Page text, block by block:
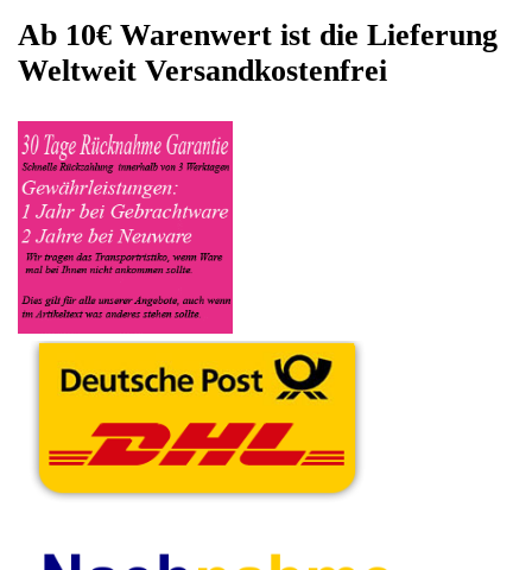
eintragen. Dort geben Sie den Kaffeevollautomat Name Bosch
sowie die Modelnummer mit ein, bei der Artikelbeschreibung
geben Sie alle wichtigen relevanten Daten ein, in welchen
Funktionstüchtig ist und so gut wie möglich alle Mängel angeben
sowie das Zubehör welches dazugehört. Sobald der Bosch
Kaffeevollautomat angenommen worden ist, sehen Sie dies
unter Meine Artikel anzeigen, dort wird Ihnen dann die
Lieferadresse mitgeteilt wo genau der Kaffeevollautomat hin
gesendet werden muss. Dort tragen Sie dann auch das
Transportunternehmen zum Beispiel DHL und die
Artikel auch angekommen ist.
Vielfaches mehr, als wenn Sie den Bosch Kaffeevollautomat
eigenhändig komplett verkaufen würden.
Andere Produkte die Ihnen
gefallen könnten